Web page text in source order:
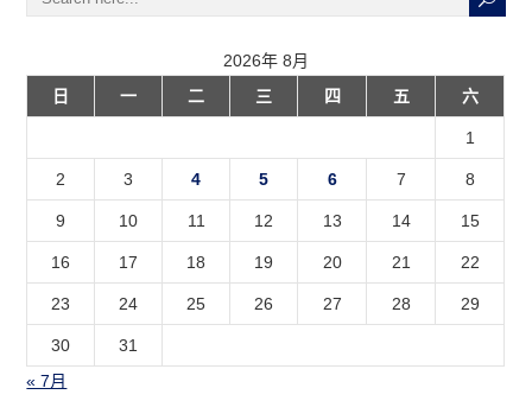
2026年 8月
日
一 二 三 四 五 六
1
2 3 4 5 6 7 8
9 10 11 12 13 14 15
16 17 18 19 20 21 22
23 24 25 26 27 28 29
30
31
« 7月